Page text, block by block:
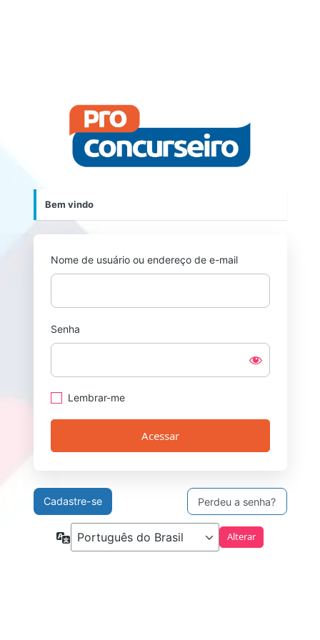
Bem vindo
Nome de usuário ou endereço de e-mail
Senha
Lembrar-me
Cadastre-se Perdeu a senha?
Idioma